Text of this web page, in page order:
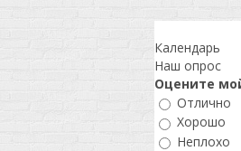
Календарь
Наш опрос
Оцените
Отлично
Хорошо
Неплохо